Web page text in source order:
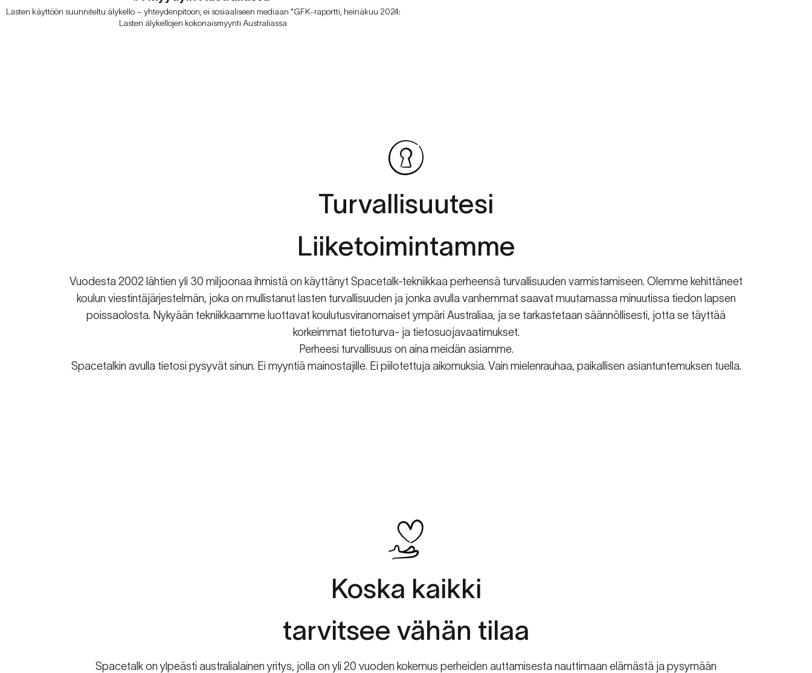
Lasten käyttöön suunniteltu älykello – yhteydenpitoon, ei sosiaaliseen mediaan *GFK-raportti, heinäkuu 2024:
Lasten älykellojen kokonaismyynti Australiassa
Turvallisuutesi
Liiketoimintamme
Vuodesta 2002 lähtien yli 30 miljoonaa ihmistä on käyttänyt Spacetalk-tekniikkaa perheensä turvallisuuden varmistamiseen. Olemme kehittäneet
koulun viestintäjärjestelmän, joka on mullistanut lasten turvallisuuden ja jonka avulla vanhemmat saavat muutamassa minuutissa tiedon lapsen
poissaolosta. Nykyään tekniikkaamme luottavat koulutusviranomaiset ympäri Australiaa, ja se tarkastetaan säännöllisesti, jotta se täyttää
korkeimmat tietoturva- ja tietosuojavaatimukset.
Perheesi turvallisuus on aina meidän asiamme.
Spacetalkin avulla tietosi pysyvät sinun. Ei myyntiä mainostajille. Ei piilotettuja aikomuksia. Vain mielenrauhaa, paikallisen asiantuntemuksen tuella.
Koska kaikki
tarvitsee vähän tilaa
Spacetalk on ylpeästi australialainen yritys, jolla on yli 20 vuoden kokemus perheiden auttamisesta nauttimaan elämästä ja pysymään